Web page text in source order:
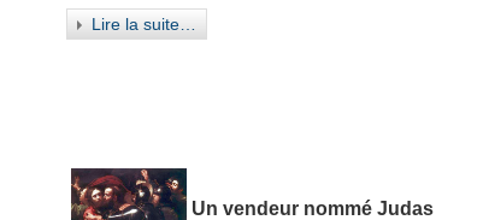
Lire la suite…
Un vendeur nommé Judas